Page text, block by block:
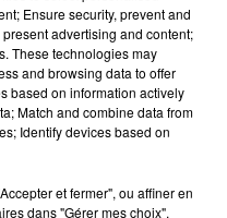
Ensure security, prevent and
advertising and content;
These technologies may
and browsing data to offer
based on information actively
Match and combine data from
Identify devices based on
et fermer", ou affiner en
dans "Gérer mes choix".